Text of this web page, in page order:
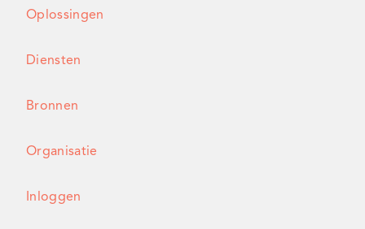
Oplossingen
Diensten
Bronnen
Organisatie
Inloggen